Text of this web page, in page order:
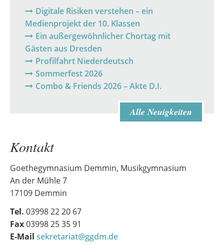
Digitale Risiken verstehen – ein
Medienprojekt der 10. Klassen
Ein außergewöhnlicher Chortag mit
Gästen aus Dresden
Profilfahrt Niederdeutsch
Sommerfest 2026
Combo & Friends 2026 – Akte D.I.
Alle Neuigkeiten
Kontakt
Goethegymnasium Demmin, Musikgymnasium
An der Mühle 7
17109 Demmin
Tel. 03998 22 20 67
Fax03998 25 35 91
E-Mail sekretariat@ggdm.de